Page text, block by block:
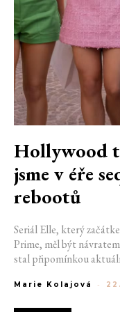
Hollywood
jsme v éře
rebootů
Seriál Elle, který
Prime, měl být
stal připomínkou
Prequely, sequely, spin-
Marie Kolajová -